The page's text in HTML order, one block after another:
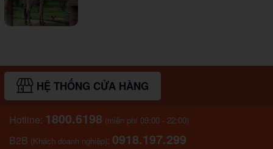
HỆ THỐNG CỬA HÀNG
Hotline: 1800.6198 (miễn phí 09:00 - 22:00)
B2B (Khách doanh nghiệp): 0918.197.299